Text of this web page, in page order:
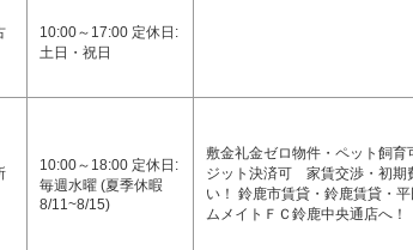
10:00～17:00 定休日:
土日・祝日
10:00～18:00 定休日:
毎週水曜 (夏季休暇
8/11~8/15)
敷金礼金ゼロ物件・ペット飼育
ジット決済可 家賃交渉・初期
い！ 鈴鹿市賃貸・鈴鹿賃貸・
ムメイトＦＣ鈴鹿中央通店へ！